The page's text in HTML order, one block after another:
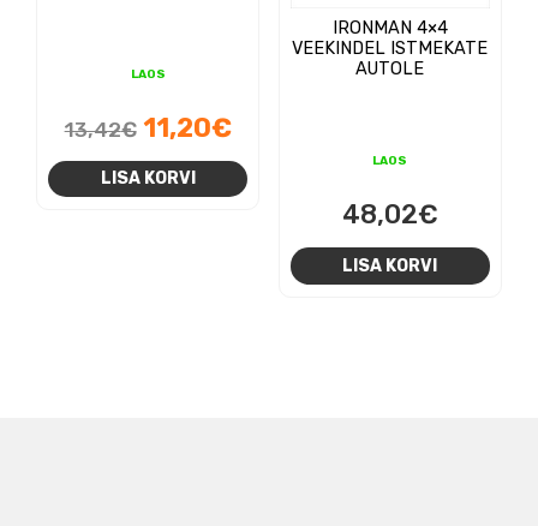
LAOS
13,42€ Algne
hind
oli:
11,20€Praegune
hind
on:
11,20€.
LISA KORVI
IRONMAN 4×4
VEEKINDEL ISTMEKATE
AUTOLE
LAOS
48,02€
LISA KORVI